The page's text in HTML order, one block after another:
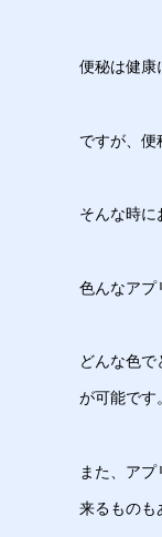
便秘は健康
ですが、便
そんな時に
色んなアプ
どんな色
が可能です。
また、ア
来るものも